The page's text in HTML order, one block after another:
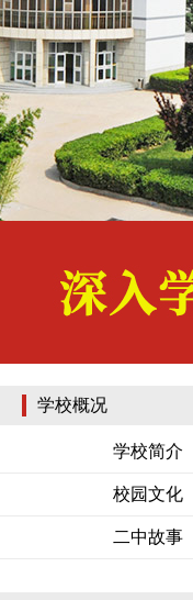
学校概况
学校简介
校园文化
二中故事